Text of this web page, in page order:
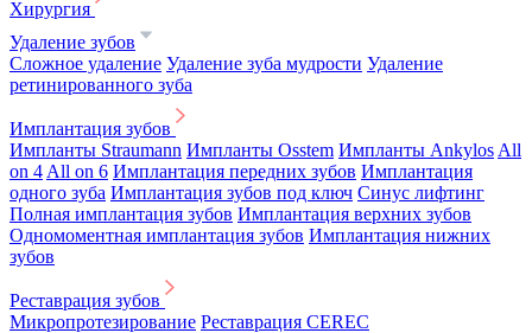
Хирургия
Удаление зубов
Сложное удаление Удаление зуба мудрости Удаление
ретинированного зуба
Имплантация зубов
Импланты Straumann Импланты Osstem Импланты Ankylos All
on 4 All on 6 Имплантация передних зубов Имплантация
одного зуба Имплантация зубов под ключ Синус лифтинг
Полная имплантация зубов Имплантация верхних зубов
Одномоментная имплантация зубов Имплантация нижних
зубов
Реставрация зубов
Микропротезирование Реставрация CEREC